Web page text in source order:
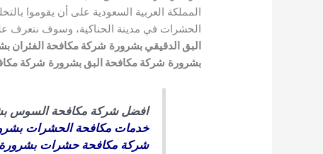
المملكة العربية السعودية على أن يقوموا
الحشرات في مدينة الحناكية، وسوف
البق الدقيقي بشرورة شركة مكافحة الفئران
بشرورة شركة مكافحة البق بشرورة شركة
افضل شركة مكافحة السوس
خدمات مكافحة الحشرات
شركة مكافحة حشرات بشرورة